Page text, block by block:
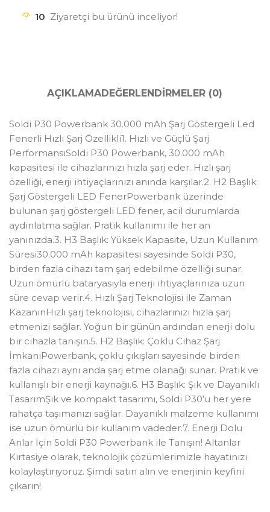
10 Ziyaretçi bu ürünü inceliyor!
AÇIKLAMADEĞERLENDIRMELER (0)
Soldi P30 Powerbank 30.000 mAh Şarj Göstergeli Led
Fenerli Hızlı Şarj Özellikli1. Hızlı ve Güçlü Şarj
PerformansıSoldi P30 Powerbank, 30.000 mAh
kapasitesi ile cihazlarınızı hızla şarj eder. Hızlı şarj
özelliği, enerji ihtiyaçlarınızı anında karşılar.2. H2 Başlık:
Şarj Göstergeli LED FenerPowerbank üzerinde
bulunan şarj göstergeli LED fener, acil durumlarda
aydınlatma sağlar. Pratik kullanımı ile her an
yanınızda.3. H3 Başlık: Yüksek Kapasite, Uzun Kullanım
Süresi30.000 mAh kapasitesi sayesinde Soldi P30,
birden fazla cihazı tam şarj edebilme özelliği sunar.
Uzun ömürlü bataryasıyla enerji ihtiyaçlarınıza uzun
süre cevap verir.4. Hızlı Şarj Teknolojisi ile Zaman
KazanınHızlı şarj teknolojisi, cihazlarınızı hızla şarj
etmenizi sağlar. Yoğun bir günün ardından enerji dolu
bir cihazla tanışın.5. H2 Başlık: Çoklu Cihaz Şarj
İmkanıPowerbank, çoklu çıkışları sayesinde birden
fazla cihazı aynı anda şarj etme olanağı sunar. Pratik ve
kullanışlı bir enerji kaynağı.6. H3 Başlık: Şık ve Dayanıklı
TasarımŞık ve kompakt tasarımı, Soldi P30’u her yere
rahatça taşımanızı sağlar. Dayanıklı malzeme kullanımı
ise uzun ömürlü bir kullanım vadeder.7. Enerji Dolu
Anlar İçin Soldi P30 Powerbank ile Tanışın! Altanlar
Kırtasiye olarak, teknolojik çözümlerimizle hayatınızı
kolaylaştırıyoruz. Şimdi satın alın ve enerjinin keyfini
çıkarın!